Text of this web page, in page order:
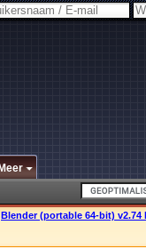
Blender (portable 64-bit) v2.74